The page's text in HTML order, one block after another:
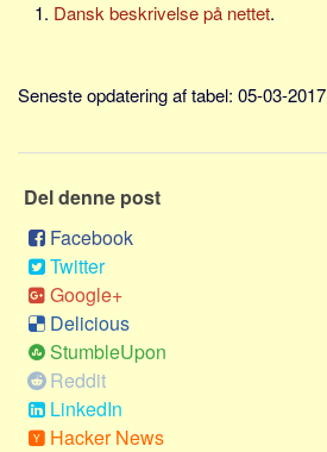
Skatter og afgifter
Statistik
Praktisk
Alle
Meta
Dokumenttyper
Emner
Skribenter
Personer
Dansk beskrivelse på nettet.
Seneste opdatering af tabel: 05-03-2017
Del denne post
Facebook
Twitter
Google+
Delicious
StumbleUpon
Reddit
LinkedIn
Hacker News